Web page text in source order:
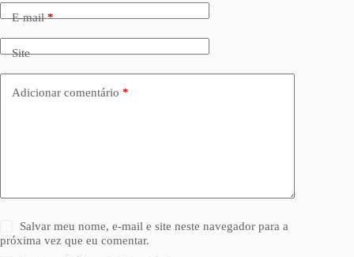
E-mail*
Site
Adicionar comentário *
Salvar meu nome, e-mail e site neste navegador para a
próxima vez que eu comentar.